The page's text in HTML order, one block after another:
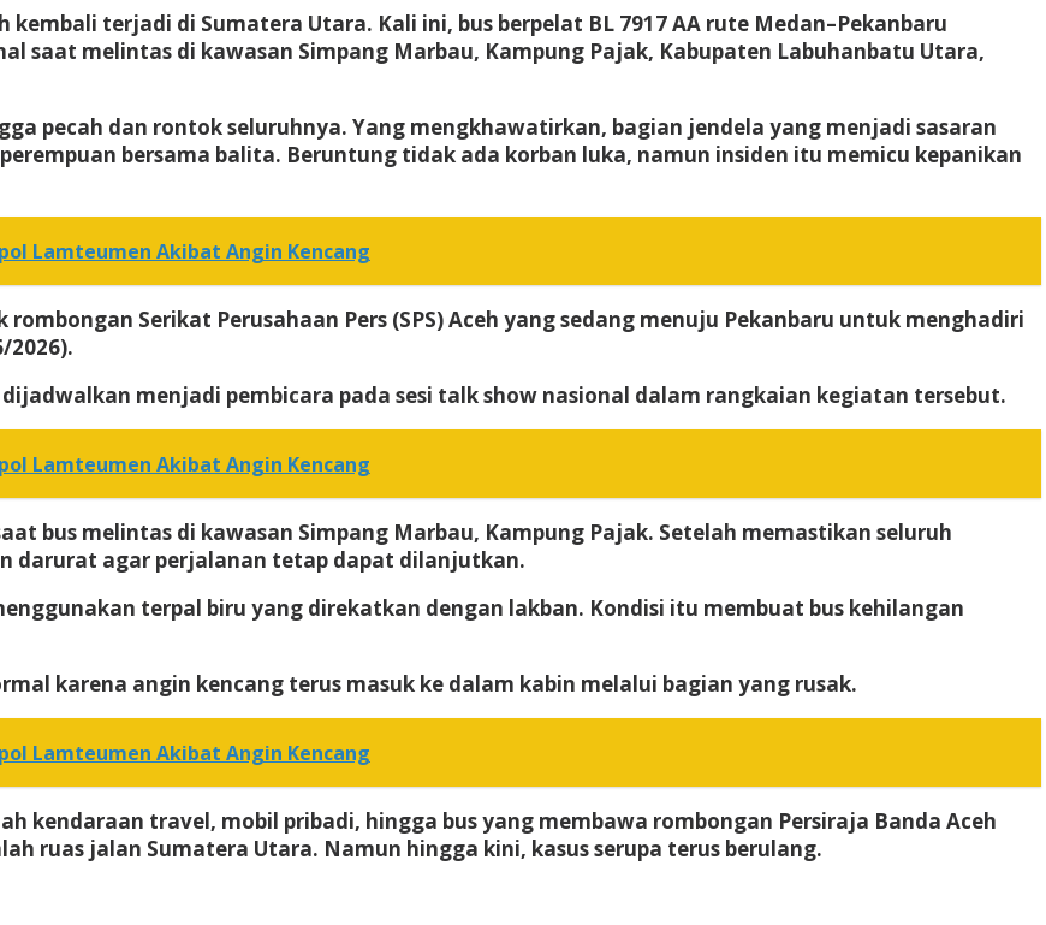
kembali terjadi di Sumatera Utara. Kali ini, bus berpelat BL 7917 AA rute Medan–Pekanbaru
saat melintas di kawasan Simpang Marbau, Kampung Pajak, Kabupaten Labuhanbatu Utara,
pecah dan rontok seluruhnya. Yang mengkhawatirkan, bagian jendela yang menjadi sasaran
bersama balita. Beruntung tidak ada korban luka, namun insiden itu memicu kepanikan
Lamteumen Akibat Angin Kencang
Serikat Perusahaan Pers (SPS) Aceh yang sedang menuju Pekanbaru untuk menghadiri
2026).
menjadi pembicara pada sesi talk show nasional dalam rangkaian kegiatan tersebut.
Lamteumen Akibat Angin Kencang
bus melintas di kawasan Simpang Marbau, Kampung Pajak. Setelah memastikan seluruh
darurat agar perjalanan tetap dapat dilanjutkan.
terpal biru yang direkatkan dengan lakban. Kondisi itu membuat bus kehilangan
karena angin kencang terus masuk ke dalam kabin melalui bagian yang rusak.
Lamteumen Akibat Angin Kencang
kendaraan travel, mobil pribadi, hingga bus yang membawa rombongan Persiraja Banda Aceh
ruas jalan Sumatera Utara. Namun hingga kini, kasus serupa terus berulang.